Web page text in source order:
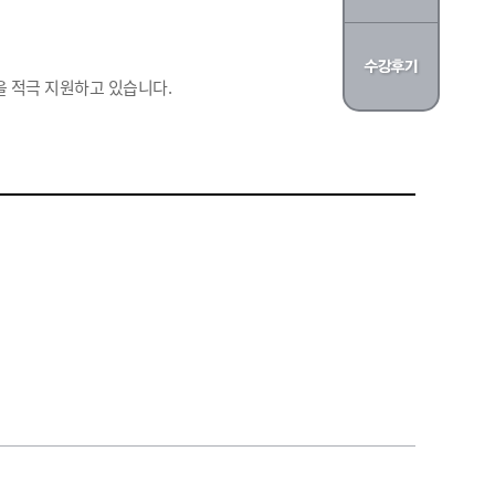
적극 지원하고 있습니다.